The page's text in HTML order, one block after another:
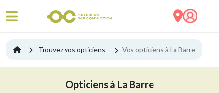
Trouvez vos opticiens Vos opticiens à La Barre
Opticiens à La Barre